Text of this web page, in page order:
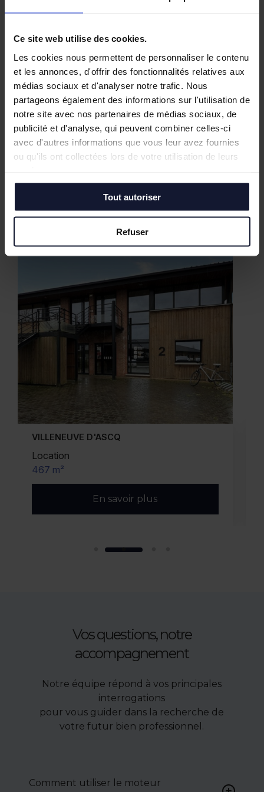
Ce site web utilise des cookies.
Les cookies nous permettent de personnaliser le contenu
et les annonces, d'offrir des fonctionnalités relatives aux
médias sociaux et d'analyser notre trafic. Nous
partageons également des informations sur l'utilisation de
notre site avec nos partenaires de médias sociaux, de
publicité et d'analyse, qui peuvent combiner celles-ci
avec d'autres informations que vous leur avez fournies
ou qu'ils ont collectées lors de votre utilisation de leurs
Tout autoriser
Refuser
Nos biens similaires
LILLE
Location
1 174 m² (divisibles)
En savoir plus
Vos questions, notre
accompagnement
Notre équipe répond à vos principales
interrogations
pour vous guider dans la recherche de
votre futur bien professionnel.
Comment utiliser le moteur